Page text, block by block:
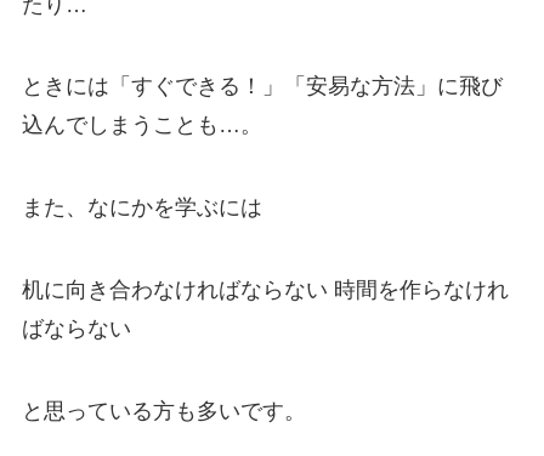
ときには「すぐできる！」「安易な方法」に飛び
込んでしまうことも…。
また、なにかを学ぶには
机に向き合わなければならない 時間を作らなけれ
ばならない
と思っている方も多いです。